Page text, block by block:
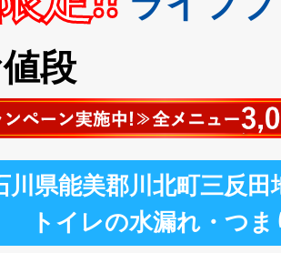
段
川県能美郡川北町三反田
トイレの水漏れ・つま